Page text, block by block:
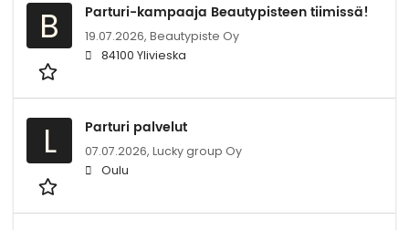
B Parturi-kampaaja Beautypisteen tiimissä!
19.07.2026, Beautypiste Oy
84100 Ylivieska
L Parturi palvelut
07.07.2026, Lucky group Oy
Oulu